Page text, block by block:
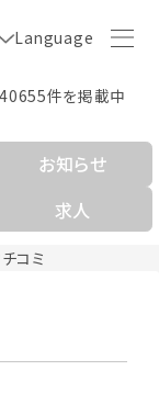
Language
件を掲載中
コミ
お知らせ
求人